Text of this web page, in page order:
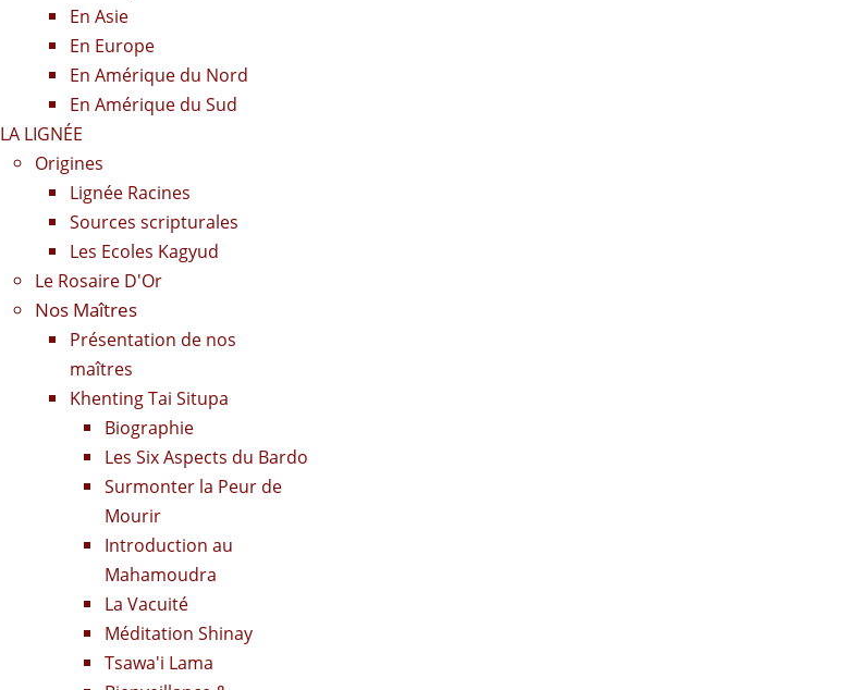
En Asie
En Europe
En Amérique du Nord
En Amérique du Sud
LA LIGNÉE
Origines
Lignée Racines
Sources scripturales
Les Ecoles Kagyud
Le Rosaire D'Or
Nos Maîtres
Présentation de nos
maîtres
Khenting Tai Situpa
Biographie
Les Six Aspects du Bardo
Surmonter la Peur de
Mourir
Introduction au
Mahamoudra
La Vacuité
Méditation Shinay
Tsawa'i Lama